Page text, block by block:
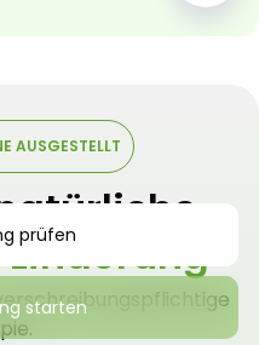
AUSGESTELLT
Linderung
prüfen
starten